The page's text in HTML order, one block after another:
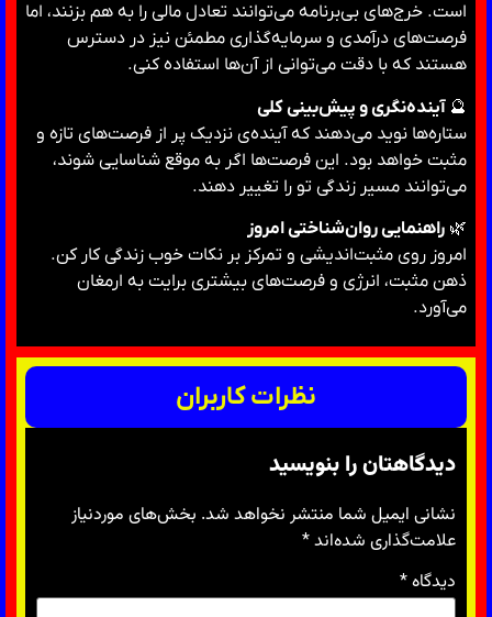
است. خرج‌های بی‌برنامه می‌توانند تعادل مالی را به هم بزنند، اما
فرصت‌های درآمدی و سرمایه‌گذاری مطمئن نیز در دسترس
هستند که با دقت می‌توانی از آن‌ها استفاده کنی.
🔮آینده‌نگری و پیش‌بینی کلی
ستاره‌ها نوید می‌دهند که آینده‌ی نزدیک پر از فرصت‌های تازه و
مثبت خواهد بود. این فرصت‌ها اگر به موقع شناسایی شوند،
می‌توانند مسیر زندگی تو را تغییر دهند.
🌿 راهنمایی روان‌شناختی امروز
امروز روی مثبت‌اندیشی و تمرکز بر نکات خوب زندگی کار کن.
ذهن مثبت، انرژی و فرصت‌های بیشتری برایت به ارمغان
می‌آورد.
نظرات کاربران
دیدگاهتان را بنویسید
نشانی ایمیل شما منتشر نخواهد شد. بخش‌های موردنیاز
علامت‌گذاری شده‌اند*
دیدگاه*